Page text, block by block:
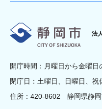
静
法
開庁時間：月曜日から金曜
閉庁日：土曜日、日曜日、
住所：420-8602 静岡県静岡